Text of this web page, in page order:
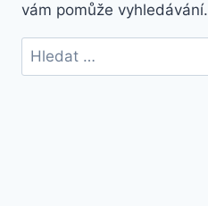
vám pomůže vyhledávání.
Vyhledávání